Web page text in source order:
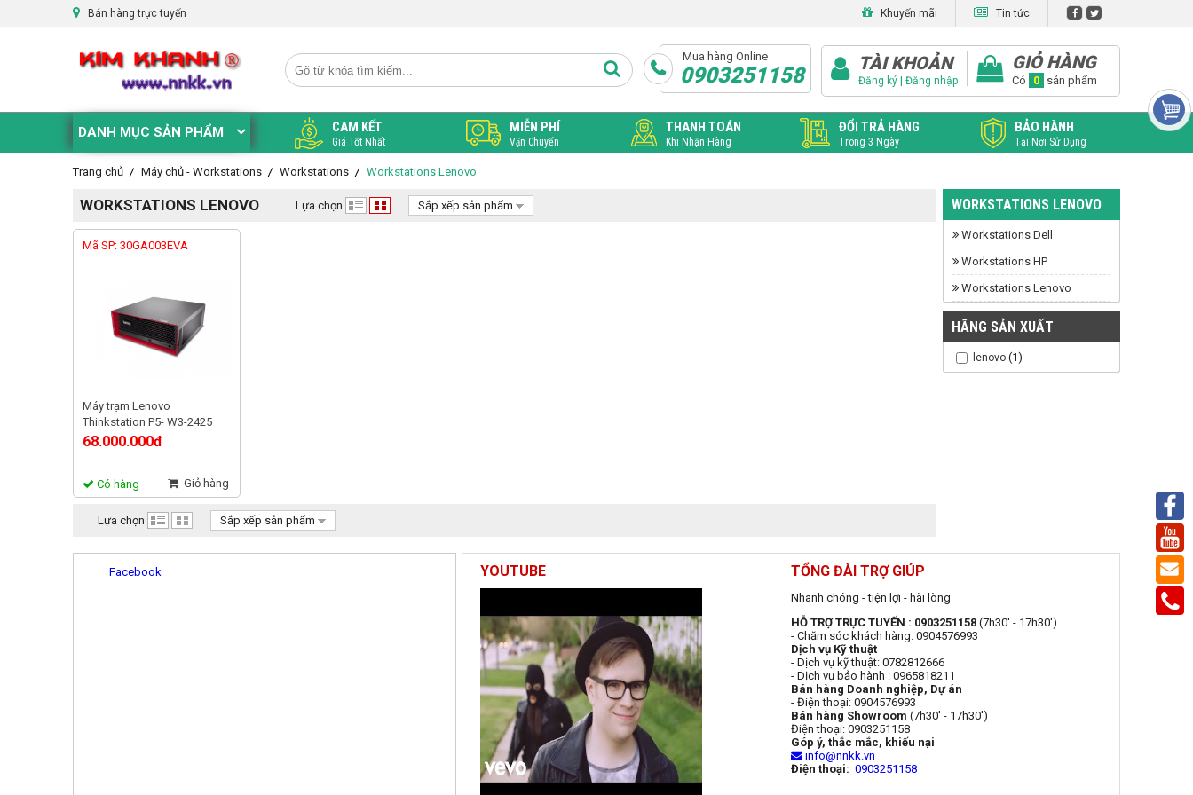
Bán hàng trực tuyến Khuyến mãi Tin tức
Mua hàng Online
0903251158 TÀI KHOẢN
Đăng ký | Đăng nhập
GIỎ HÀNG
Có 0 sản phẩm
DANH MỤC SẢN PHẨM CAM KẾT
Giá Tốt Nhất
MIỄN PHÍ
Vận Chuyển
THANH TOÁN
Khi Nhận Hàng
ĐỔI TRẢ HÀNG
Trong 3 Ngày
BẢO HÀNH
Tại Nơi Sử Dụng
Trang chủ Máy chủ - Workstations Workstations Workstations Lenovo
WORKSTATIONS LENOVO Lựa chọn Sắp xếp sản phẩm
Mã SP: 30GA003EVA
Máy trạm Lenovo
Thinkstation P5- W3-2425
NVIDIA T1000 8GB
68.000.000đ
Có hàng Giỏ hàng
Lựa chọn Sắp xếp sản phẩm
WORKSTATIONS LENOVO
Workstations Dell
Workstations HP
Workstations Lenovo
HÃNG SẢN XUẤT
lenovo (1)
Facebook YOUTUBE TỔNG ĐÀI TRỢ GIÚP
Nhanh chóng - tiện lợi - hài lòng
HỖ TRỢ TRỰC TUYẾN : 0903251158 (7h30' - 17h30')
- Chăm sóc khách hàng: 0904576993
Dịch vụ Kỹ thuật
- Dịch vụ kỹ thuật: 0782812666
- Dịch vụ bảo hành : 0965818211
Bán hàng Doanh nghiệp, Dự án
- Điện thoại: 0904576993
Bán hàng Showroom (7h30' - 17h30')
Điện thoại: 0903251158
Góp ý, thắc mắc, khiếu nại
info@nnkk.vn
Điện thoại: 0903251158